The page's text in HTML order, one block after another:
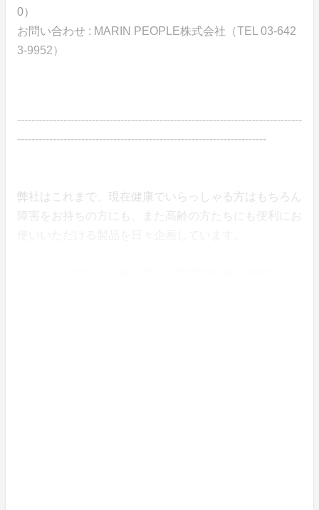
0）
お問い合わせ : MARIN PEOPLE株式会社（TEL 03-642
3-9952）
--------------------------------------------------------------------------------
----------------------------------------------------------------------
弊社はこれまで、現在健康でいらっしゃる方はもちろん
障害をお持ちの方にも、また高齢の方たちにも便利にお